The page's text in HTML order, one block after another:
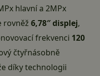
hlavní a 2MPx
rovněž 6,78″ displej,
frekvenci 120
čtyřnásobně
díky technologii